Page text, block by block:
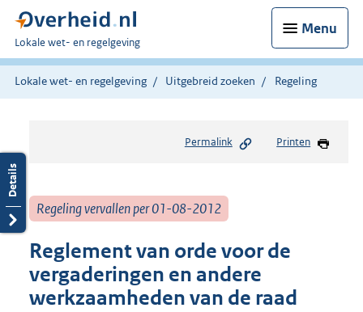
Menu
U
bent
hier:
Lokale wet- en regelgeving
Lokale wet- en regelgeving Uitgebreid zoeken Regeling
Permalink Printen
Regeling vervallen per 01-08-2012
Reglement van orde voor de
vergaderingen en andere
werkzaamheden van de raad